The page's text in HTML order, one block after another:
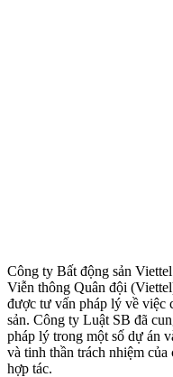
Công ty Bất động sản
Viễn thông Quân đội
được tư vấn pháp lý về việc
sản. Công ty Luật SB đã
pháp lý trong một số dự án
và tinh thần trách nhiệm
hợp tác.